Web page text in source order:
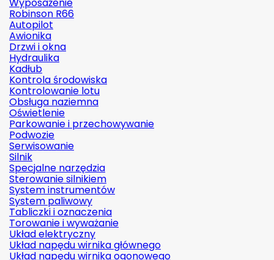
Robinson R66
Autopilot
Awionika
Drzwi i okna
Hydraulika
Kadłub
Kontrola środowiska
Kontrolowanie lotu
Obsługa naziemna
Oświetlenie
Parkowanie i przechowywanie
Podwozie
Serwisowanie
Silnik
Specjalne narzędzia
Sterowanie silnikiem
System instrumentów
System paliwowy
Tabliczki i oznaczenia
Torowanie i wyważanie
Układ elektryczny
Układ napędu wirnika głównego
Układ napędu wirnika ogonowego